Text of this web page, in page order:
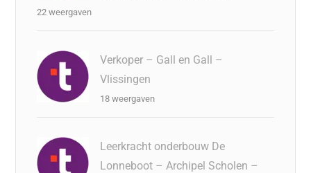
22 weergaven
Verkoper – Gall en Gall –
Vlissingen
18 weergaven
Leerkracht onderbouw De
Lonneboot – Archipel Scholen –